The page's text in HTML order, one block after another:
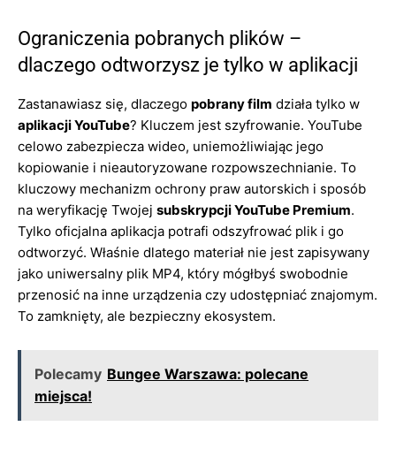
Ograniczenia pobranych plików –
dlaczego odtworzysz je tylko w aplikacji
Zastanawiasz się, dlaczego pobrany film działa tylko w
aplikacji YouTube? Kluczem jest szyfrowanie. YouTube
celowo zabezpiecza wideo, uniemożliwiając jego
kopiowanie i nieautoryzowane rozpowszechnianie. To
kluczowy mechanizm ochrony praw autorskich i sposób
na weryfikację Twojej subskrypcji YouTube Premium.
Tylko oficjalna aplikacja potrafi odszyfrować plik i go
odtworzyć. Właśnie dlatego materiał nie jest zapisywany
jako uniwersalny plik MP4, który mógłbyś swobodnie
przenosić na inne urządzenia czy udostępniać znajomym.
To zamknięty, ale bezpieczny ekosystem.
Polecamy Bungee Warszawa: polecane
miejsca!